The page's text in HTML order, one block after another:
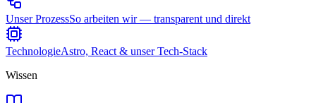
Unser ProzessSo arbeiten wir — transparent und direkt
TechnologieAstro, React & unser Tech-Stack
Wissen